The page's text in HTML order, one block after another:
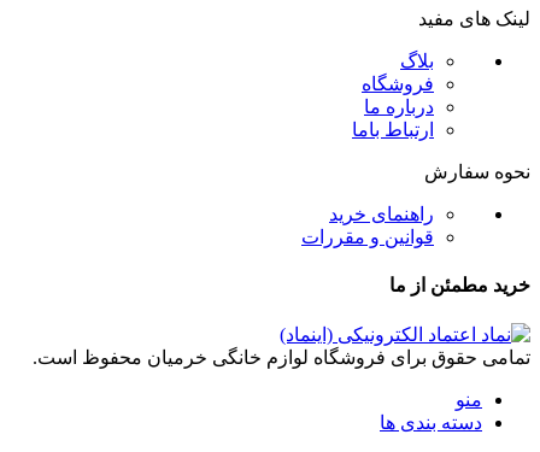
لینک های مفید
بلاگ
فروشگاه
درباره ما
ارتباط باما
نحوه سفارش
راهنمای خرید
قوانین و مقررات
خرید مطمئن از ما
تمامی حقوق برای فروشگاه لوازم خانگی خرمیان محفوظ است.
منو
دسته بندی ها